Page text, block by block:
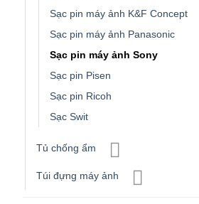
Sạc pin máy ảnh K&F Concept
Sạc pin máy ảnh Panasonic
Sạc pin máy ảnh Sony
Sạc pin Pisen
Sạc pin Ricoh
Sạc Swit
Tủ chống ẩm
Túi đựng máy ảnh